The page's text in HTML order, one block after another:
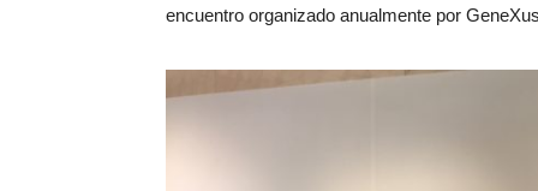
encuentro organizado anualmente por